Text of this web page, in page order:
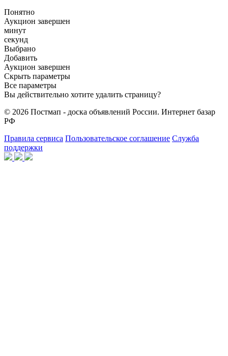
Понятно
Аукцион завершен
минут
секунд
Выбрано
Добавить
Аукцион завершен
Скрыть параметры
Все параметры
Вы действительно хотите удалить страницу?
© 2026 Постмап - доска объявлений России. Интернет базар
РФ
Правила сервиса Пользовательское соглашение Служба
поддержки